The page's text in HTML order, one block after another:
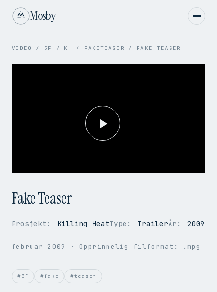
Mosby
VIDEO / 3F / KH / FAKETEASER / FAKE TEASER
Play
Video
720 × 576
LYDKODEK AAC
BITRATE 3.1 Mbps
Fake Teaser
Prosjekt: Killing HeatType: TrailerÅr: 2009
februar 2009 · Opprinnelig filformat: .mpg
#3f #fake #teaser